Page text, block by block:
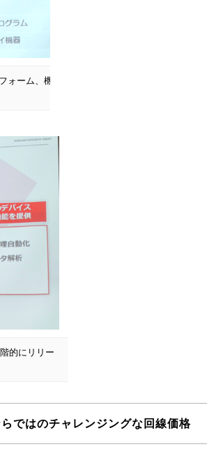
ォーム、機
的にリリー
ではのチャレンジングな回線価格